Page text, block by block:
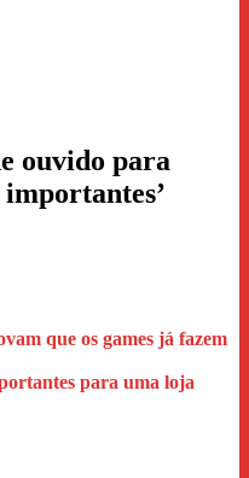
ouvido para
que os games já fazem
para uma loja